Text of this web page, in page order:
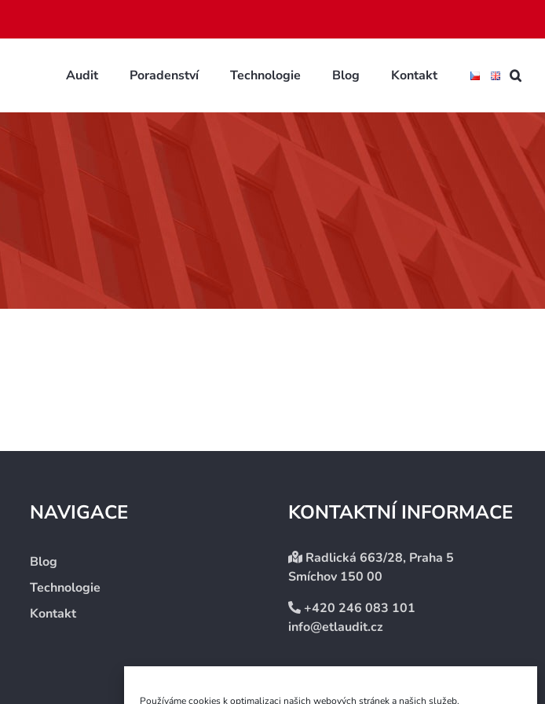
Používáme cookies k optimalizaci našich webových stránek a našich služeb.
Audit Poradenství Technologie Blog Kontakt
NAVIGACE
Blog
Technologie
Kontakt
KONTAKTNÍ INFORMACE
Radlická 663/28, Praha 5
Smíchov 150 00
+420 246 083 101
info@etlaudit.cz